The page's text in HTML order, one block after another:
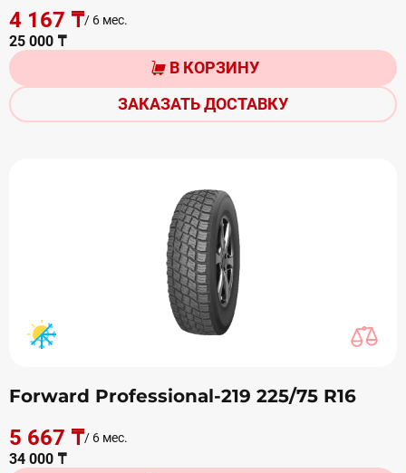
4 167 ₸/ 6 мес.
25 000 ₸
В КОРЗИНУ
ЗАКАЗАТЬ ДОСТАВКУ
Forward Professional-219 225/75 R16
5 667 ₸/ 6 мес.
34 000 ₸